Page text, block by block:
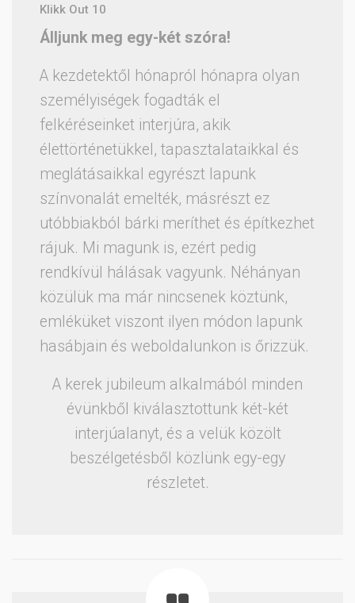
Klikk Out 10
Álljunk meg egy-két szóra!
A kezdetektől hónapról hónapra olyan
személyiségek fogadták el
felkéréseinket interjúra, akik
élettörténetükkel, tapasztalataikkal és
meglátásaikkal egyrészt lapunk
színvonalát emelték, másrészt ez
utóbbiakból bárki meríthet és építkezhet
rájuk. Mi magunk is, ezért pedig
rendkívül hálásak vagyunk. Néhányan
közülük ma már nincsenek köztünk,
emléküket viszont ilyen módon lapunk
hasábjain és weboldalunkon is őrizzük.
A kerek jubileum alkalmából minden
évünkből kiválasztottunk két-két
interjúalanyt, és a velük közölt
beszélgetésből közlünk egy-egy
részletet.